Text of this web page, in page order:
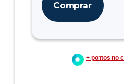
Comprar
+ pontos no